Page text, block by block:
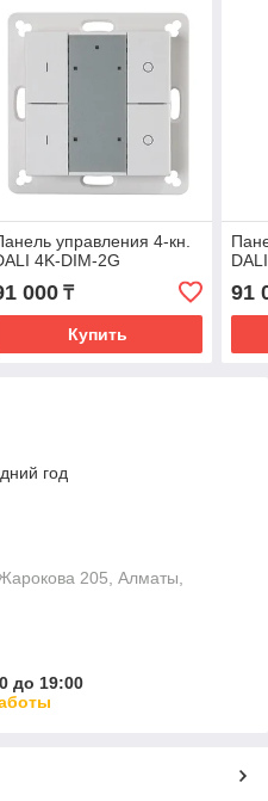
управления 4-кн.
4K-DIM-2G
000₸
Купить
91
год
205, Алматы,
до 19:00